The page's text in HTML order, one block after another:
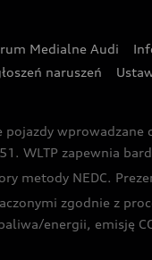
Medialne Audi
naruszeń
WLTP zapewnia
metody NEDC.
zgodnie z
energii, emisję